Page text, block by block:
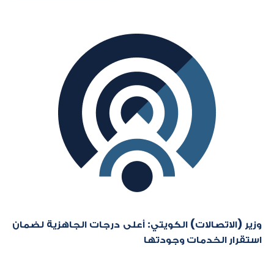
وزير (الاتصالات) الكويتي: أعلى درجات الجاهزية لضمان
استقرار الخدمات وجودتها